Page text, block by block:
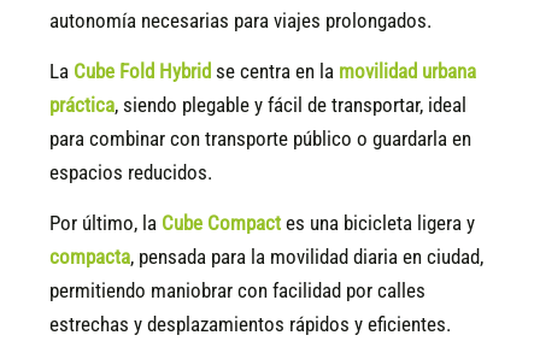
autonomía necesarias para viajes prolongados.
La Cube Fold Hybrid se centra en la movilidad urbana
práctica, siendo plegable y fácil de transportar, ideal
para combinar con transporte público o guardarla en
espacios reducidos.
Por último, la Cube Compact es una bicicleta ligera y
compacta, pensada para la movilidad diaria en ciudad,
permitiendo maniobrar con facilidad por calles
estrechas y desplazamientos rápidos y eficientes.